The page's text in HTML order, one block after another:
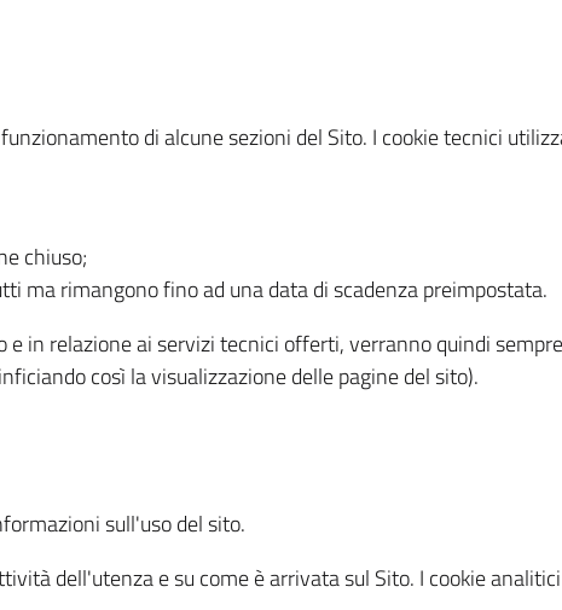
di alcune sezioni del Sito. I cookie tecnici
chiuso;
ma rimangono fino ad una data di scadenza preimpostata.
in relazione ai servizi tecnici offerti, verranno quindi
così la visualizzazione delle pagine del sito).
sull'uso del sito.
dell'utenza e su come è arrivata sul Sito. I cookie